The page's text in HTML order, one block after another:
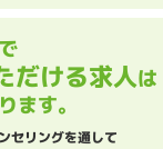
だける求人は
ます。
セリングを通して